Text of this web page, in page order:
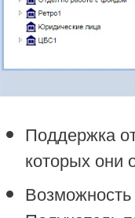
Поддержка
которых они